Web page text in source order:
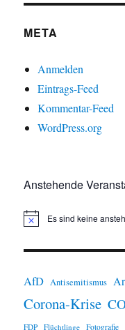
META
Anmelden
Eintrags-Feed
Kommentar-Feed
WordPress.org
Anstehende
H
Es sind keine
AfD Antisemitismus
Corona-Krise
FDP Flüchtlinge Fotografie